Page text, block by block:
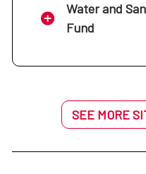
Water and
Fund
SEE MORE